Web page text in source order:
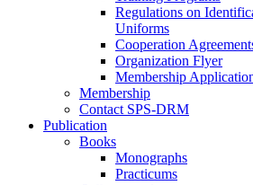
Regulations on
Uniforms
Cooperation
Organization Flyer
Membership
Membership
Contact SPS-DRM
Publication
Books
Monographs
Practicums